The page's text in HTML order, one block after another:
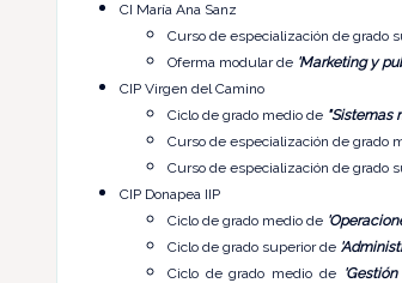
CI María Ana Sanz
Curso de especialización de grado
Oferma modular de 'Marketing y
CIP Virgen del Camino
Ciclo de grado medio de "Sistemas
Curso de especialización de grado
Curso de especialización de grado
CIP Donapea IIP
Ciclo de grado medio de
Ciclo de grado superior de
Ciclo de grado medio de